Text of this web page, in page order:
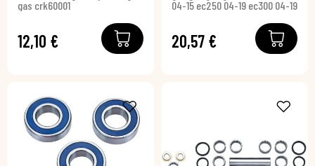
gas crk60001
12,10 €
04-15 ec250 04-19 ec300 04-19
20,57 €